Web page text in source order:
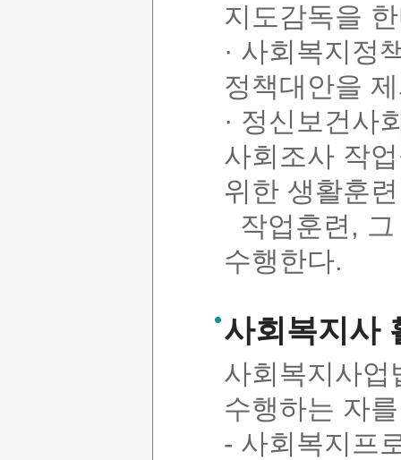
지도감독을
· 사회복지정
정책대안을
· 정신보건사
사회조사 작
위한 생활훈
작업훈련,
수행한다.
사회복지사
사회복지사업
수행하는 자
- 사회복지프